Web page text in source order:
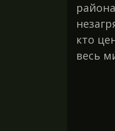
кто
весь